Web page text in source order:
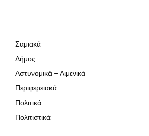
Σαμιακά
Δήμος
Αστυνομικά – Λιμενικά
Περιφερειακά
Πολιτικά
Πολιτιστικά